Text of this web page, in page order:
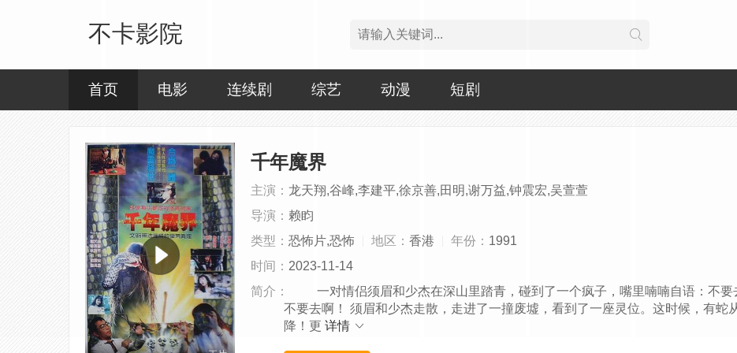
不卡影院
首页 电影 连续剧 综艺 动漫 短剧
千年魔界
主演： 龙天翔,谷峰,李建平,徐京善,田明,谢万益,钟震宏,吴萱萱
导演： 赖盷
类型： 恐怖片,恐怖 地区： 香港 年份： 1991
时间： 2023-11-14
简介：
一对情侣须眉和少杰在深山里踏青，碰到了一个疯子，嘴里喃喃自语：不要
不要去啊！ 须眉和少杰走散，走进了一撞废墟，看到了一座灵位。这时候，有蛇
降！更 详情